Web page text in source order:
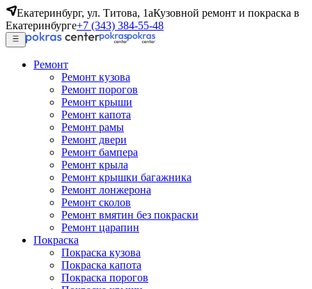
Екатеринбург, ул. Титова, 1аКузовной ремонт и покраска в
Екатеринбурге+7 (343) 384-55-48
Ремонт
Ремонт кузова
Ремонт порогов
Ремонт крыши
Ремонт капота
Ремонт рамы
Ремонт двери
Ремонт бампера
Ремонт крыла
Ремонт крышки багажника
Ремонт лонжерона
Ремонт сколов
Ремонт вмятин без покраски
Ремонт царапин
Покраска
Покраска кузова
Покраска капота
Покраска порогов